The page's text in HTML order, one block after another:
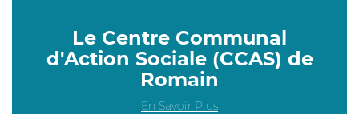
Le Centre Communal
d'Action Sociale (CCAS) de
Romain
En Savoir Plus